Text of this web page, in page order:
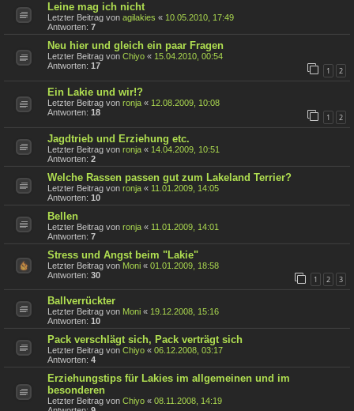
Leine mag ich nicht
Letzter Beitrag von agilakies « 10.05.2010, 17:49
Antworten: 7
Neu hier und gleich ein paar Fragen
Letzter Beitrag von Chiyo « 15.04.2010, 00:54
Antworten: 17 1 2
Ein Lakie und wir!?
Letzter Beitrag von ronja « 12.08.2009, 10:08
Antworten: 18 1 2
Jagdtrieb und Erziehung etc.
Letzter Beitrag von ronja « 14.04.2009, 10:51
Antworten: 2
Welche Rassen passen gut zum Lakeland Terrier?
Letzter Beitrag von ronja « 11.01.2009, 14:05
Antworten: 10
Bellen
Letzter Beitrag von ronja « 11.01.2009, 14:01
Antworten: 7
Stress und Angst beim "Lakie"
Letzter Beitrag von Moni « 01.01.2009, 18:58
Antworten: 30 1 2 3
Ballverrückter
Letzter Beitrag von Moni « 19.12.2008, 15:16
Antworten: 10
Pack verschlägt sich, Pack verträgt sich
Letzter Beitrag von Chiyo « 06.12.2008, 03:17
Antworten: 4
Erziehungstips für Lakies im allgemeinen und im
besonderen
Letzter Beitrag von Chiyo « 08.11.2008, 14:19